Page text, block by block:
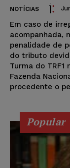
NOTÍCIAS
Em caso de
acompanhada,
penalidade de
do tributo
Turma do
Fazenda
procedente o
Popular